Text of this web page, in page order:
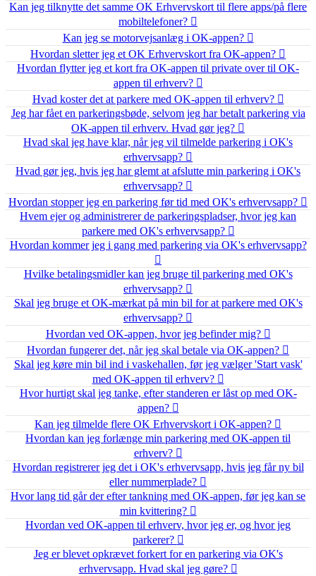
Kan jeg tilknytte det samme OK Erhvervskort til flere apps/på flere
mobiltelefoner?
Kan jeg se motorvejsanlæg i OK-appen?
Hvordan sletter jeg et OK Erhvervskort fra OK-appen?
Hvordan flytter jeg et kort fra OK-appen til private over til OK-
appen til erhverv?
Hvad koster det at parkere med OK-appen til erhverv?
Jeg har fået en parkeringsbøde, selvom jeg har betalt parkering via
OK-appen til erhverv. Hvad gør jeg?
Hvad skal jeg have klar, når jeg vil tilmelde parkering i OK's
erhvervsapp?
Hvad gør jeg, hvis jeg har glemt at afslutte min parkering i OK's
erhvervsapp?
Hvordan stopper jeg en parkering før tid med OK's erhvervsapp?
Hvem ejer og administrerer de parkeringspladser, hvor jeg kan
parkere med OK's erhvervsapp?
Hvordan kommer jeg i gang med parkering via OK's erhvervsapp?
Hvilke betalingsmidler kan jeg bruge til parkering med OK's
erhvervsapp?
Skal jeg bruge et OK-mærkat på min bil for at parkere med OK's
erhvervsapp?
Hvordan ved OK-appen, hvor jeg befinder mig?
Hvordan fungerer det, når jeg skal betale via OK-appen?
Skal jeg køre min bil ind i vaskehallen, før jeg vælger 'Start vask'
med OK-appen til erhverv?
Hvor hurtigt skal jeg tanke, efter standeren er låst op med OK-
appen?
Kan jeg tilmelde flere OK Erhvervskort i OK-appen?
Hvordan kan jeg forlænge min parkering med OK-appen til
erhverv?
Hvordan registrerer jeg det i OK's erhvervsapp, hvis jeg får ny bil
eller nummerplade?
Hvor lang tid går der efter tankning med OK-appen, før jeg kan se
min kvittering?
Hvordan ved OK-appen til erhverv, hvor jeg er, og hvor jeg
parkerer?
Jeg er blevet opkrævet forkert for en parkering via OK's
erhvervsapp. Hvad skal jeg gøre?